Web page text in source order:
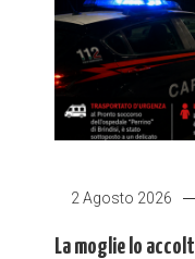
2 Agosto 2026
La moglie lo